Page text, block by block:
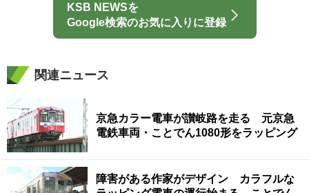
KSB NEWSを
Google検索のお気に入りに登録
関連ニュース
京急カラー電車が讃岐路を走る 元京急
電鉄車両・ことでん1080形をラッピング
障害がある作家がデザイン カラフルな